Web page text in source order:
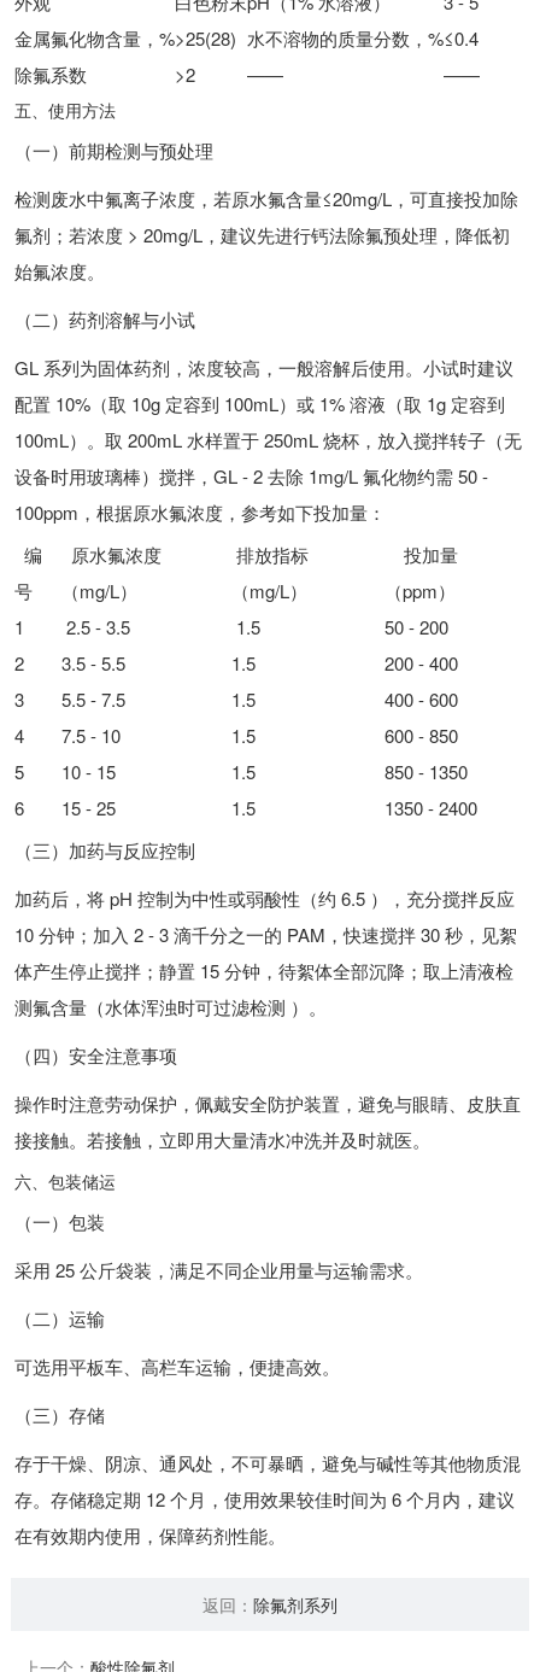
金属氟化物含量，%>25(28) 水不溶物的质量分数，%≤0.4
除氟系数
>2 —— ——
五、使用方法
（一）前期检测与预处理
检测废水中氟离子浓度，若原水氟含量≤20mg/L，可直接投加除
氟剂；若浓度 > 20mg/L，建议先进行钙法除氟预处理，降低初
始氟浓度。
（二）药剂溶解与小试
GL 系列为固体药剂，浓度较高，一般溶解后使用。小试时建议
配置 10%（取 10g 定容到 100mL）或 1% 溶液（取 1g 定容到
100mL）。取 200mL 水样置于 250mL 烧杯，放入搅拌转子（无
设备时用玻璃棒）搅拌，GL - 2 去除 1mg/L 氟化物约需 50 -
100ppm，根据原水氟浓度，参考如下投加量：
编
号
原水氟浓度
（mg/L）
排放指标
（mg/L）
投加量
（ppm）
1
2.5 - 3.5 1.5
50 - 200
2
3.5 - 5.5 1.5
200 - 400
3
5.5 - 7.5 1.5
400 - 600
4
7.5 - 10 1.5
600 - 850
5
10 - 15 1.5
850 - 1350
6
15 - 25 1.5
1350 - 2400
（三）加药与反应控制
加药后，将 pH 控制为中性或弱酸性（约 6.5 ），充分搅拌反应
10 分钟；加入 2 - 3 滴千分之一的 PAM，快速搅拌 30 秒，见絮
体产生停止搅拌；静置 15 分钟，待絮体全部沉降；取上清液检
测氟含量（水体浑浊时可过滤检测 ）。
（四）安全注意事项
操作时注意劳动保护，佩戴安全防护装置，避免与眼睛、皮肤直
接接触。若接触，立即用大量清水冲洗并及时就医。
六、包装储运
（一）包装
采用 25 公斤袋装，满足不同企业用量与运输需求。
（二）运输
可选用平板车、高栏车运输，便捷高效。
（三）存储
存于干燥、阴凉、通风处，不可暴晒，避免与碱性等其他物质混
存。存储稳定期 12 个月，使用效果较佳时间为 6 个月内，建议
在有效期内使用，保障药剂性能。
返回： 除氟剂系列